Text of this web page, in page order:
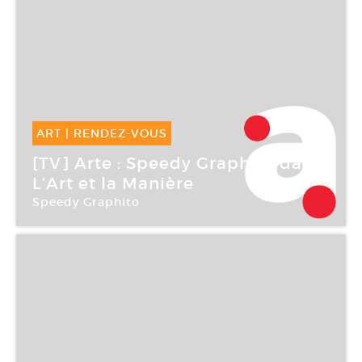
ART | RENDEZ-VOUS
18 Mar - 18 Mar 2006
[TV] Arte : Speedy Graphito dans
L’Art et la Manière
Speedy Graphito